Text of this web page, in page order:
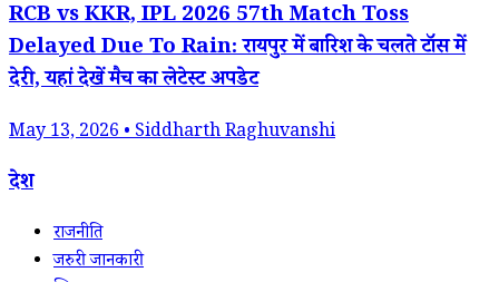
RCB vs KKR, IPL 2026 57th Match Toss
Delayed Due To Rain: रायपुर में बारिश के चलते टॉस में
देरी, यहां देखें मैच का लेटेस्ट अपडेट
May 13, 2026 • Siddharth Raghuvanshi
देश
राजनीति
जरुरी जानकारी